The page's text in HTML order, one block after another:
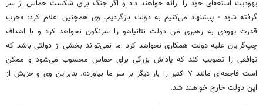
یهودیت استعفای خود را ارائه خواهند داد و اگر جنگ برای شکست حماس از سر
گرفته شود - پیشنهاد می‌کنیم به دولت بازگردیم. وی همچنین اعلام کرد: «حزب
قدرت یهودی به رهبری من دولت نتانیاهو را سرنگون نخواهد کرد و با اهداف
چپ‌گرایان علیه دولت همکاری نخواهد کرد اما نمی‌تواند بخشی از دولتی باشد که
توافقی را تصویب کند که پاداش بزرگی برای حماس محسوب می‌شود و ممکن
است فاجعه‌ای مانند ۷ اکتبر را بار دیگر بر سر ما بیاورد». بنابراین وی و حزبش از
این دولت خارج خواهند شد.